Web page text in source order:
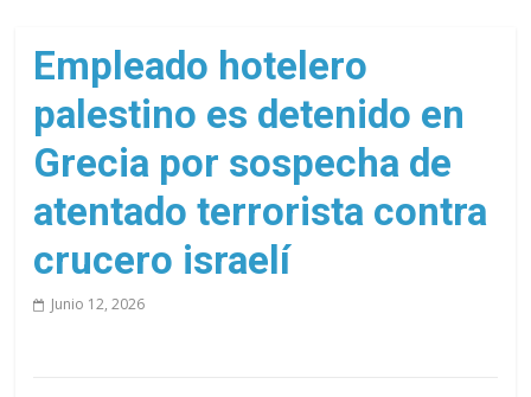
de
cruceros
en
un
solo
Empleado hotelero
palestino es detenido en
Grecia por sospecha de
atentado terrorista contra
crucero israelí
Junio 12, 2026